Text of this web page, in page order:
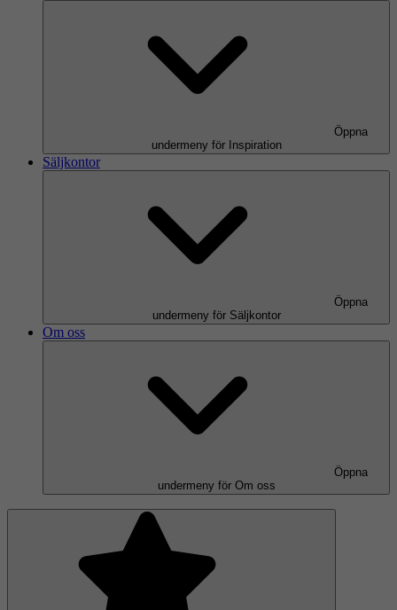
Öppna
undermeny för Inspiration
Säljkontor
Öppna
undermeny för Säljkontor
Om oss
Öppna
undermeny för Om oss